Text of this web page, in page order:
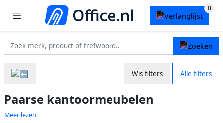
Wis filters Alle filters
Paarse kantoormeubelen
Meer lezen